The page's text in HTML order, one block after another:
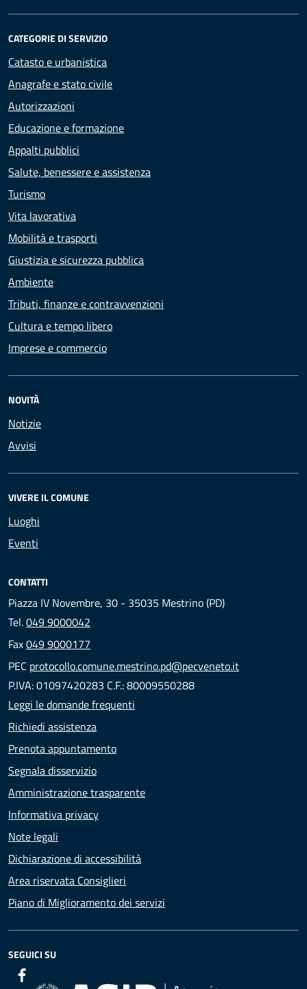
CATEGORIE DI SERVIZIO
Catasto e urbanistica
Anagrafe e stato civile
Autorizzazioni
Educazione e formazione
Appalti pubblici
Salute, benessere e assistenza
Turismo
Vita lavorativa
Mobilità e trasporti
Giustizia e sicurezza pubblica
Ambiente
Tributi, finanze e contravvenzioni
Cultura e tempo libero
Imprese e commercio
NOVITÀ
Notizie
Avvisi
VIVERE IL COMUNE
Luoghi
Eventi
CONTATTI
Piazza IV Novembre, 30 - 35035 Mestrino (PD)
Tel.049 9000042
Fax049 9000177
PEC protocollo.comune.mestrino.pd@pecveneto.it
P.IVA: 01097420283 C.F.: 80009550288
Leggi le domande frequenti
Richiedi assistenza
Prenota appuntamento
Segnala disservizio
Amministrazione trasparente
Informativa privacy
Note legali
Dichiarazione di accessibilità
Area riservata Consiglieri
Piano di Miglioramento dei servizi
SEGUICI SU